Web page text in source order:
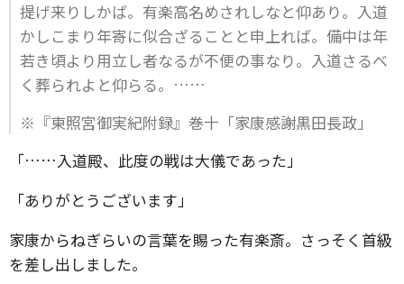
提げ来りしかば。有楽高名めされしなと仰あり。入道
かしこまり年寄に似合ざることと申上れば。備中は年
若き頃より用立し者なるが不便の事なり。入道さるべ
く葬られよと仰らる。……
※『東照宮御実紀附録』巻十「家康感謝黒田長政」
「……入道殿、此度の戦は大儀であった」
「ありがとうございます」
家康からねぎらいの言葉を賜った有楽斎。さっそく首級
を差し出しました。